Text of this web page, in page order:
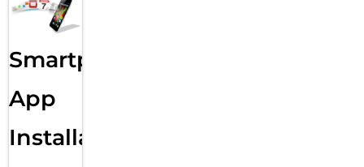
Smartphone
App
Installation